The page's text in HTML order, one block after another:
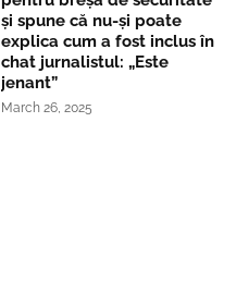
și spune că nu-și poate
explica cum a fost inclus în
chat jurnalistul: „Este
jenant”
March 26, 2025